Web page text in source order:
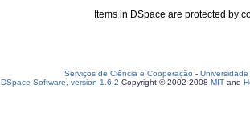
Items in DSpace are protected by
Serviços de Ciência e Cooperação -
DSpace Software, version 1.6.2 Copyright © 2002-2008 MIT and